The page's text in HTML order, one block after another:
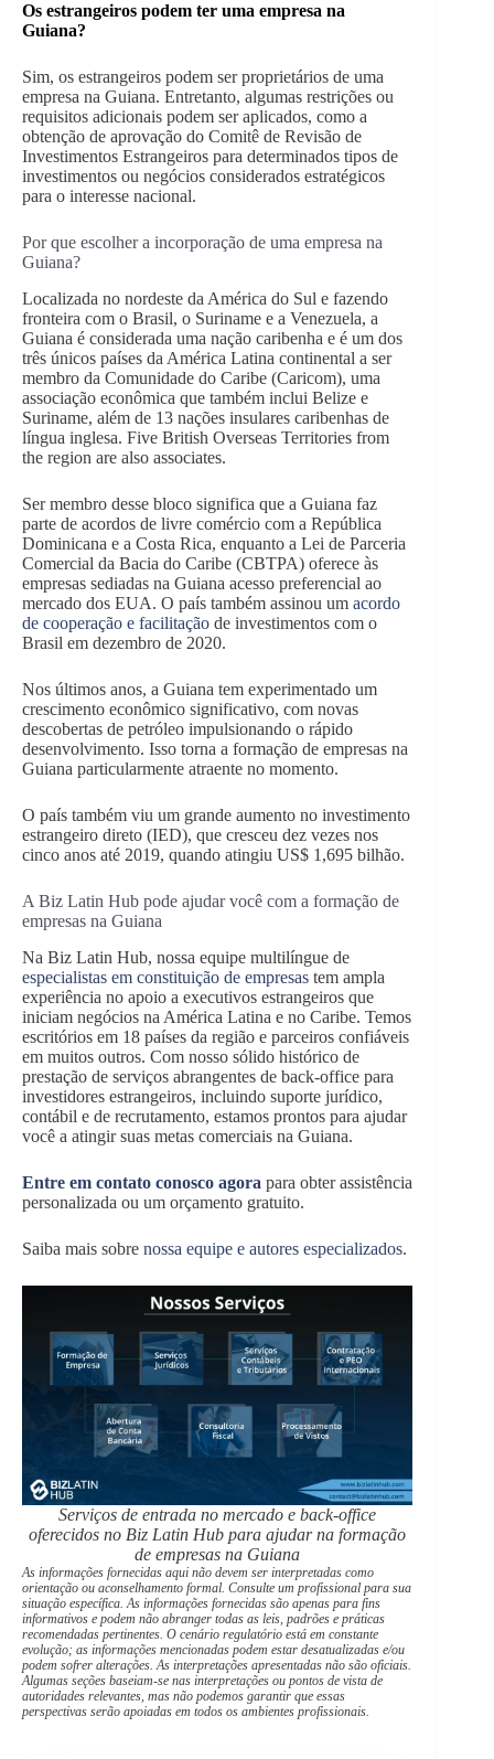
Os estrangeiros podem ter uma empresa na
Guiana?
Sim, os estrangeiros podem ser proprietários de uma
empresa na Guiana. Entretanto, algumas restrições ou
requisitos adicionais podem ser aplicados, como a
obtenção de aprovação do Comitê de Revisão de
Investimentos Estrangeiros para determinados tipos de
investimentos ou negócios considerados estratégicos
para o interesse nacional.
Por que escolher a incorporação de uma empresa na
Guiana?
Localizada no nordeste da América do Sul e fazendo
fronteira com o Brasil, o Suriname e a Venezuela, a
Guiana é considerada uma nação caribenha e é um dos
três únicos países da América Latina continental a ser
membro da Comunidade do Caribe (Caricom), uma
associação econômica que também inclui Belize e
Suriname, além de 13 nações insulares caribenhas de
língua inglesa. Five British Overseas Territories from
the region are also associates.
Ser membro desse bloco significa que a Guiana faz
parte de acordos de livre comércio com a República
Dominicana e a Costa Rica, enquanto a Lei de Parceria
Comercial da Bacia do Caribe (CBTPA) oferece às
empresas sediadas na Guiana acesso preferencial ao
mercado dos EUA. O país também assinou um acordo
de cooperação e facilitação de investimentos com o
Brasil em dezembro de 2020.
Nos últimos anos, a Guiana tem experimentado um
crescimento econômico significativo, com novas
descobertas de petróleo impulsionando o rápido
desenvolvimento. Isso torna a formação de empresas na
Guiana particularmente atraente no momento.
O país também viu um grande aumento no investimento
estrangeiro direto (IED), que cresceu dez vezes nos
cinco anos até 2019, quando atingiu US$ 1,695 bilhão.
A Biz Latin Hub pode ajudar você com a formação de
empresas na Guiana
Na Biz Latin Hub, nossa equipe multilíngue de
especialistas em constituição de empresas tem ampla
experiência no apoio a executivos estrangeiros que
iniciam negócios na América Latina e no Caribe. Temos
escritórios em 18 países da região e parceiros confiáveis
em muitos outros. Com nosso sólido histórico de
prestação de serviços abrangentes de back-office para
investidores estrangeiros, incluindo suporte jurídico,
contábil e de recrutamento, estamos prontos para ajudar
você a atingir suas metas comerciais na Guiana.
Entre em contato conosco agora para obter assistência
personalizada ou um orçamento gratuito.
Saiba mais sobre nossa equipe e autores especializados.
Serviços de entrada no mercado e back-office
oferecidos no Biz Latin Hub para ajudar na formação
de empresas na Guiana
As informações fornecidas aqui não devem ser interpretadas como
orientação ou aconselhamento formal. Consulte um profissional para sua
situação específica. As informações fornecidas são apenas para fins
informativos e podem não abranger todas as leis, padrões e práticas
recomendadas pertinentes. O cenário regulatório está em constante
evolução; as informações mencionadas podem estar desatualizadas e/ou
podem sofrer alterações. As interpretações apresentadas não são oficiais.
Algumas seções baseiam-se nas interpretações ou pontos de vista de
autoridades relevantes, mas não podemos garantir que essas
perspectivas serão apoiadas em todos os ambientes profissionais.